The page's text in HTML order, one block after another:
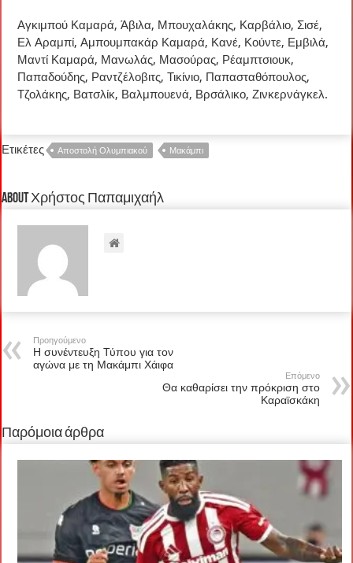
Αγκιμπού Καμαρά, Άβιλα, Μπουχαλάκης, Καρβάλιο, Σισέ,
Ελ Αραμπί, Αμπουμπακάρ Καμαρά, Κανέ, Κούντε, Εμβιλά,
Μαντί Καμαρά, Μανωλάς, Μασούρας, Ρέαμπτσιουκ,
Παπαδούδης, Ραντζέλοβιτς, Τικίνιο, Παπασταθόπουλος,
Τζολάκης, Βατσλίκ, Βαλμπουενά, Βρσάλικο, Ζινκερνάγκελ.
Ετικέτες Αποστολή Ολυμπιακού Μακάμπι
About Χρήστος Παπαμιχαήλ
Προηγούμενο
Η συνέντευξη Τύπου για τον
αγώνα με τη Μακάμπι Χάιφα
Επόμενο
Θα καθαρίσει την πρόκριση στο
Καραϊσκάκη
Παρόμοια άρθρα